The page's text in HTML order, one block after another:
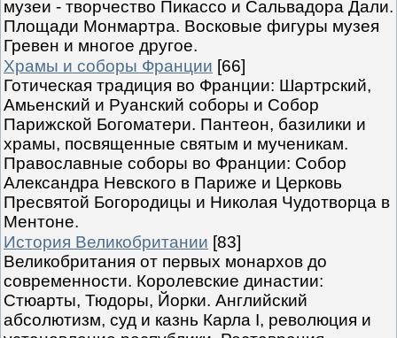
музеи - творчество Пикассо и Сальвадора Дали.
Площади Монмартра. Восковые фигуры музея
Гревен и многое другое.
Храмы и соборы Франции [66]
Готическая традиция во Франции: Шартрский,
Амьенский и Руанский соборы и Собор
Парижской Богоматери. Пантеон, базилики и
храмы, посвященные святым и мученикам.
Православные соборы во Франции: Собор
Александра Невского в Париже и Церковь
Пресвятой Богородицы и Николая Чудотворца в
Ментоне.
История Великобритании [83]
Великобритания от первых монархов до
современности. Королевские династии:
Стюарты, Тюдоры, Йорки. Английский
абсолютизм, суд и казнь Карла I, революция и